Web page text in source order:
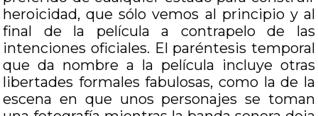
heroicidad, que sólo vemos al principio y al
final de la película a contrapelo de las
intenciones oficiales. El paréntesis temporal
que da nombre a la película incluye otras
libertades formales fabulosas, como la de la
escena en que unos personajes se toman